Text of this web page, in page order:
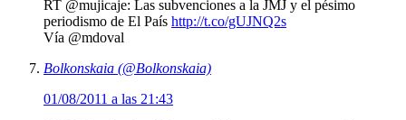
RT @mujicaje: Las subvenciones a la JMJ y el pésimo
periodismo de El País http://t.co/gUJNQ2s
Vía @mdoval
Bolkonskaia (@Bolkonskaia)
01/08/2011 a las 21:43